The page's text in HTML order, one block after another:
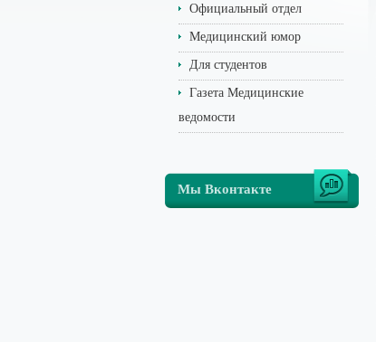
Официальный отдел
Медицинский юмор
Для студентов
Газета Медицинские
ведомости
Мы Вконтакте